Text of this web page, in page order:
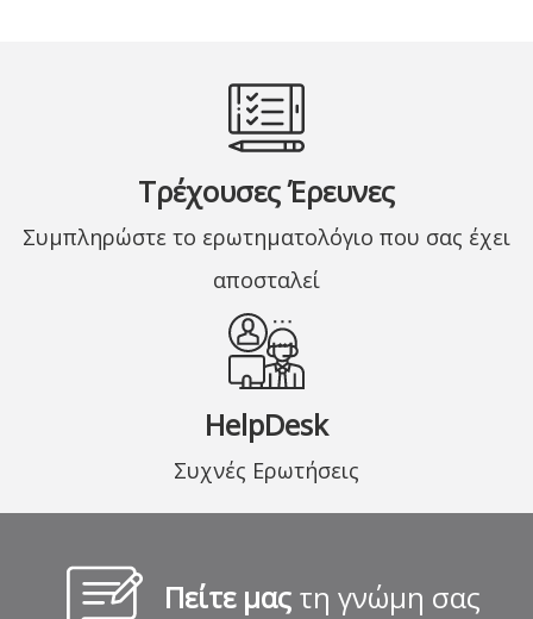
Τρέχουσες Έρευνες
Συμπληρώστε το ερωτηματολόγιο που σας έχει
αποσταλεί
HelpDesk
Συχνές Ερωτήσεις
Πείτε μας τη γνώμη σας